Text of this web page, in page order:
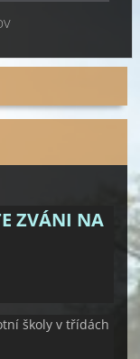
ZVÁNI NA
školy v třídách